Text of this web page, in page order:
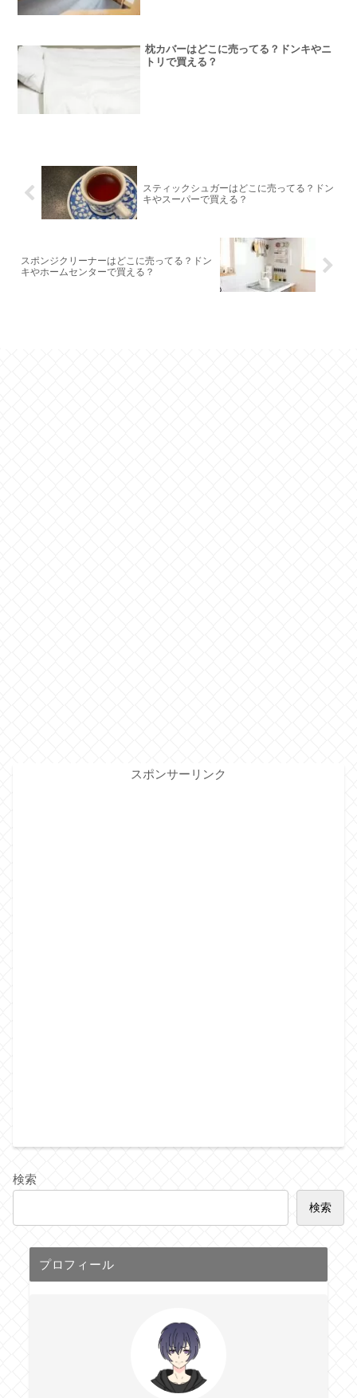
枕カバーはどこに売ってる？ドンキやニ
トリで買える？
スティックシュガーはどこに売ってる？ドン
キやスーパーで買える？
スポンジクリーナーはどこに売ってる？ドン
キやホームセンターで買える？
スポンサーリンク
検索
検索
プロフィール